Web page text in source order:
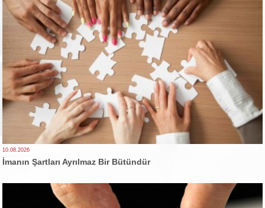
10.08.2026
İmanın Şartları Ayrılmaz Bir Bütündür